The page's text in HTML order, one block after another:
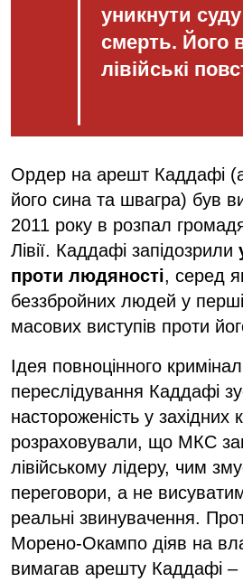
уникнути с
смерть. Його
лівійські
Ордер на арешт Каддафі
його сина та швагра) був
2011 року в розпал
Лівії. Каддафі запідозрили
проти людяності, серед
беззбройних людей у ​​перші
масових виступів проти
Ідея повноцінного
переслідування Каддафі
настороженість у західних
розраховували, що МКС
лівійському лідеру, чим
переговори, а не
реальні звинувачення.
Морено-Окампо діяв на
вимагав арешту Каддафі –